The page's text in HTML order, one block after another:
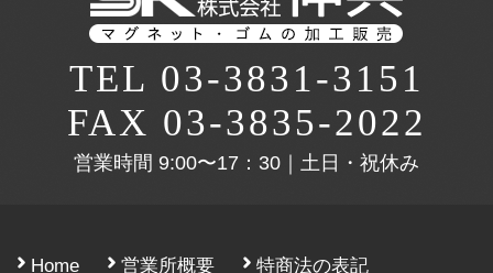
TEL 03-3831-3151
FAX 03-3835-2022
営業時間 9:00〜17：30｜土日・祝休み
Home 営業所概要 特商法の表記